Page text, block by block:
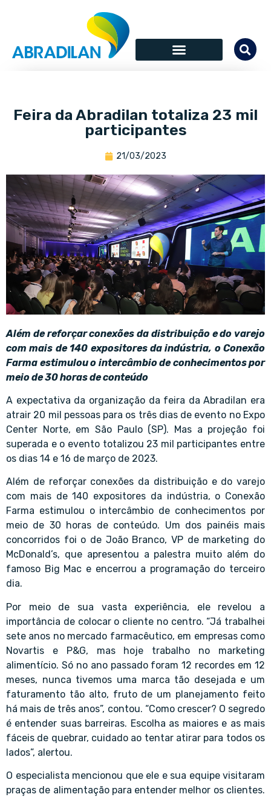
Feira da Abradilan totaliza 23 mil
participantes
21/03/2023
Além de reforçar conexões da distribuição e do varejo
commais de 140 expositoresda indústria, o Conexão
Farma estimulou o intercâmbio de conhecimentos por
meio de 30 horas de conteúdo
A expectativa da organização da feira da Abradilan era
atrair 20 mil pessoas para os três dias de evento no Expo
Center Norte, em São Paulo (SP). Mas a projeção foi
superada e o evento totalizou 23 mil participantes entre
os dias 14 e 16 de março de 2023.
Além de reforçar conexões da distribuição e do varejo
com mais de 140 expositores da indústria, o Conexão
Farma estimulou o intercâmbio de conhecimentos por
meio de 30 horas de conteúdo. Um dos painéis mais
concorridos foi o de João Branco, VP de marketing do
McDonald’s, que apresentou a palestra muito além do
famoso Big Mac e encerrou a programação do terceiro
dia.
Por meio de sua vasta experiência, ele revelou a
importância de colocar o cliente no centro. “Já trabalhei
sete anos no mercado farmacêutico, em empresas como
Novartis e P&G, mas hoje trabalho no marketing
alimentício. Só no ano passado foram 12 recordes em 12
meses, nunca tivemos uma marca tão desejada e um
faturamento tão alto, fruto de um planejamento feito
há mais de três anos”, contou. “Como crescer? O segredo
é entender suas barreiras. Escolha as maiores e as mais
fáceis de quebrar, cuidado ao tentar atirar para todos os
lados”, alertou.
O especialista mencionou que ele e sua equipe visitaram
praças de alimentação para entender melhor os clientes.